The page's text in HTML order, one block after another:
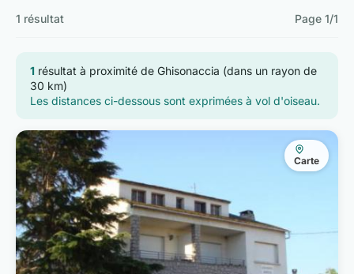
1 résultat Page 1/1
1 résultat à proximité de Ghisonaccia (dans un rayon de
30 km)
Les distances ci-dessous sont exprimées à vol d'oiseau.
Carte